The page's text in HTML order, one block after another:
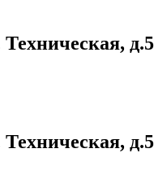
Техническая, д.5
Техническая, д.5